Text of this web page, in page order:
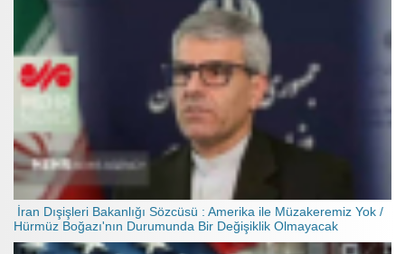
İran Dışişleri Bakanlığı Sözcüsü : Amerika ile Müzakeremiz Yok /
Hürmüz Boğazı'nın Durumunda Bir Değişiklik Olmayacak